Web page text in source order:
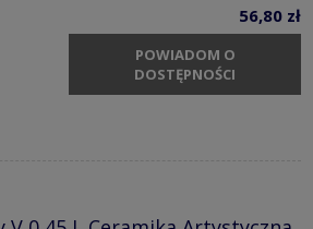
56,80 zł
POWIADOM O
DOSTĘPNOŚCI